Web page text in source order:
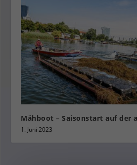
Mähboot – Saisonstart auf der
1. Juni 2023